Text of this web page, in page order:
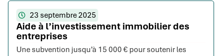
23 septembre 2025
Aide à l’investissement immobilier des
entreprises
Une subvention jusqu’à 15 000 € pour soutenir les